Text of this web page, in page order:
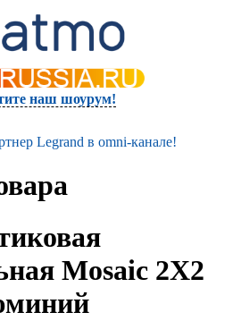
наш шоурум!
Legrand в omni-канале!
Mosaic 2Х2